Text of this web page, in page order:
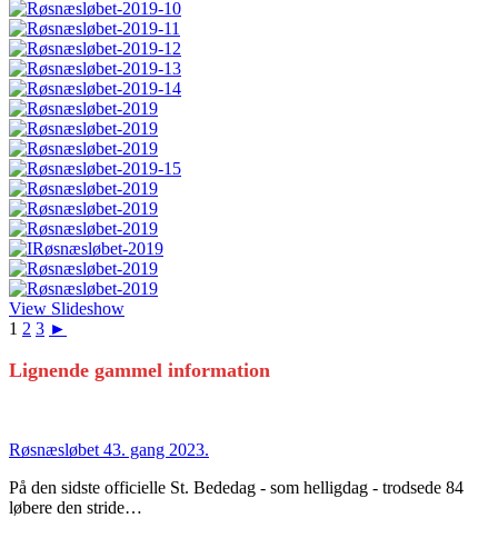
View Slideshow
1 2 3 ►
Lignende gammel information
Røsnæsløbet 43. gang 2023.
På den sidste officielle St. Bededag - som helligdag - trodsede 84
løbere den stride…